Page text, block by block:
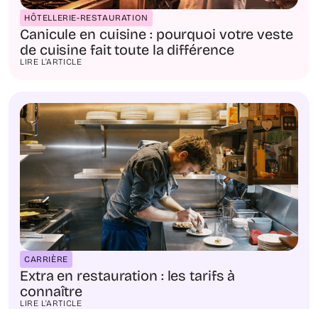
HÔTELLERIE-RESTAURATION
Canicule en cuisine : pourquoi votre veste
de cuisine fait toute la différence
LIRE L'ARTICLE
CARRIÈRE
Extra en restauration : les tarifs à
connaître
LIRE L'ARTICLE